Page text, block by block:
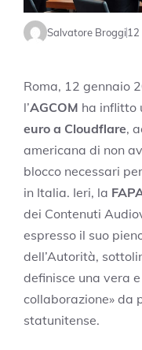
Salvatore Broggi
Roma, 12 gennaio
l’AGCOM ha inflitto
euro a Cloudflare,
americana di non
blocco necessari
in Italia. Ieri, la
dei Contenuti
espresso il suo
dell’Autorità,
definisce una vera
collaborazione» da
statunitense.